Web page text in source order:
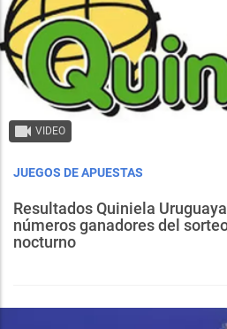
VIDEO
JUEGOS DE APUESTAS
Resultados Quiniela
números ganadores del
nocturno